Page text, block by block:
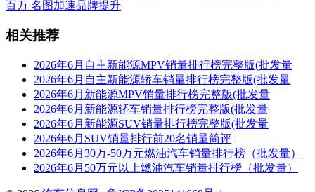
百万 名图加速品牌提升
相关推荐
2026年6月自主新能源MPV销量排行榜完整版(批发量
2026年6月自主新能源轿车销量排行榜完整版(批发量
2026年6月新能源MPV销量排行榜完整版(批发量
2026年6月新能源轿车销量排行榜完整版(批发量
2026年6月新能源SUV销量排行榜完整版(批发量
2026年6月SUV销量排行前20名销量简评
2026年6月30万-50万元燃油汽车销量排行榜（批发量）
2026年6月50万元以上燃油汽车销量排行榜（批发量）